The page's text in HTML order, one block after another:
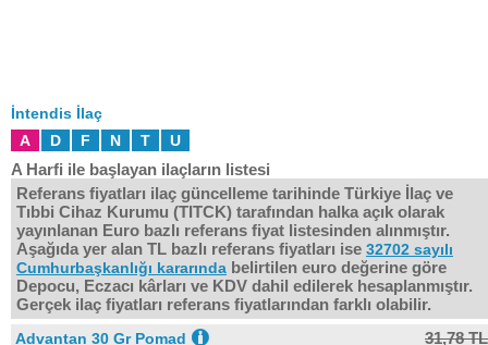
İntendis İlaç
A
D F N T U
A Harfi ile başlayan ilaçların listesi
Referans fiyatları ilaç güncelleme tarihinde Türkiye İlaç ve
Tıbbi Cihaz Kurumu (TITCK) tarafından halka açık olarak
yayınlanan Euro bazlı referans fiyat listesinden alınmıştır.
Aşağıda yer alan TL bazlı referans fiyatları ise 32702 sayılı
Cumhurbaşkanlığı kararında belirtilen euro değerine göre
Depocu, Eczacı kârları ve KDV dahil edilerek hesaplanmıştır.
Gerçek ilaç fiyatları referans fiyatlarından farklı olabilir.
Advantan 30 Gr Pomad 31,78 TL